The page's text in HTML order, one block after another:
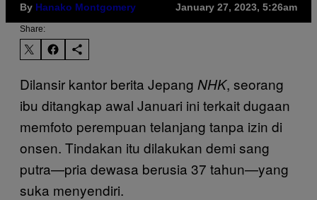
By Hanako Montgomery January 27, 2023, 5:26am
Share:
Dilansir kantor berita Jepang NHK, seorang
ibu ditangkap awal Januari ini terkait dugaan
memfoto perempuan telanjang tanpa izin di
onsen. Tindakan itu dilakukan demi sang
putra—pria dewasa berusia 37 tahun—yang
suka menyendiri.